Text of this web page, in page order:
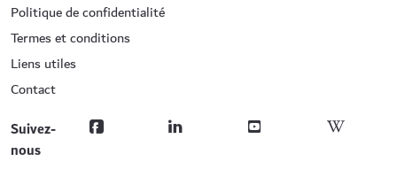
Politique de confidentialité
Termes et conditions
Liens utiles
Contact
Suivez-
nous